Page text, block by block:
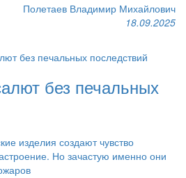
Полетаев Владимир Михайлович
18.09.2025
без печальных
изделия создают чувство
Но зачастую именно они